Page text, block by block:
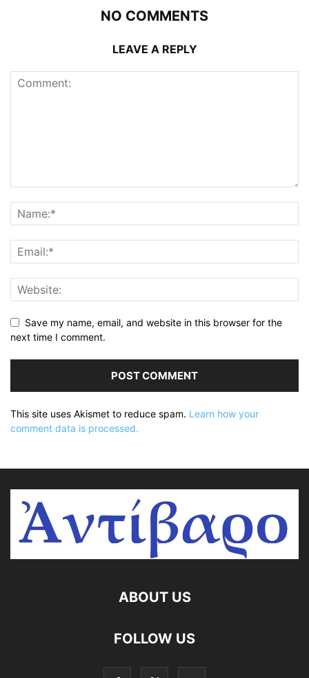
NO COMMENTS
LEAVE A REPLY
Save my name, email, and website in this browser for the
next time I comment.
This site uses Akismet to reduce spam. Learn how your
comment data is processed.
ABOUT US
FOLLOW US